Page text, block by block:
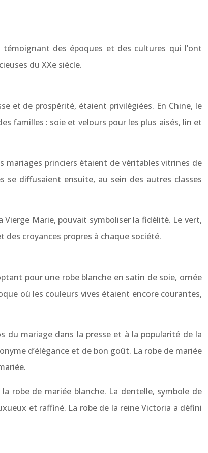
des époques et des cultures qui l’ont
du XXe siècle.
et de prospérité, étaient privilégiées. En Chine, le
familles : soie et velours pour les plus aisés, lin et
princiers étaient de véritables vitrines de
se diffusaient ensuite, au sein des autres classes
Marie, pouvait symboliser la fidélité. Le vert,
croyances propres à chaque société.
pour une robe blanche en satin de soie, ornée
où les couleurs vives étaient encore courantes,
du mariage dans la presse et à la popularité de la
d’élégance et de bon goût. La robe de mariée
robe de mariée blanche. La dentelle, symbole de
et raffiné. La robe de la reine Victoria a défini